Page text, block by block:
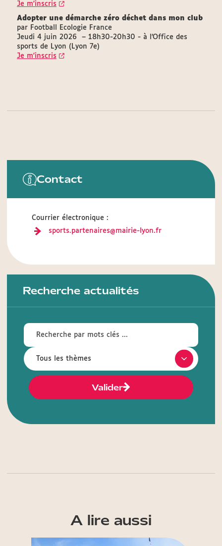
Je m'inscris
Adopter une démarche zéro déchet dans mon club
par Football Ecologie France
Jeudi 4 juin 2026 – 18h30-20h30 - à l’Office des
sports de Lyon (Lyon 7e)
Je m'inscris
Contact
Courrier électronique :
sports.partenaires@mairie-lyon.fr
Recherche actualités
Valider
A lire aussi